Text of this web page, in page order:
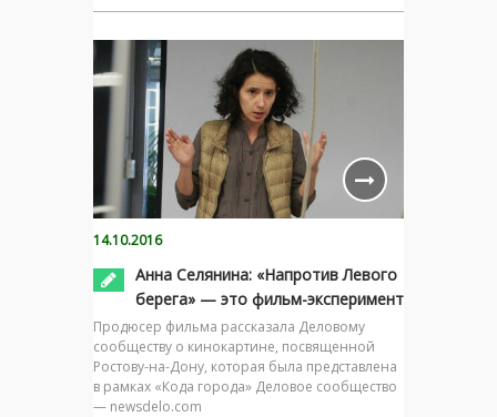
14.10.2016
Анна Селянина: «Напротив Левого
берега» — это фильм-эксперимент
Продюсер фильма рассказала Деловому
сообществу о кинокартине, посвященной
Ростову-на-Дону, которая была представлена
в рамках «Кода города» Деловое сообщество
— newsdelo.com